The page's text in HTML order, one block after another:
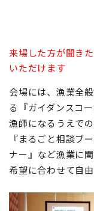
来場した方が聞き
いただけます
会場には、漁業全
る『ガイダンスコ
漁師になるうえで
『まるごと相談ブ
ナー』など漁業に
希望に合わせて自